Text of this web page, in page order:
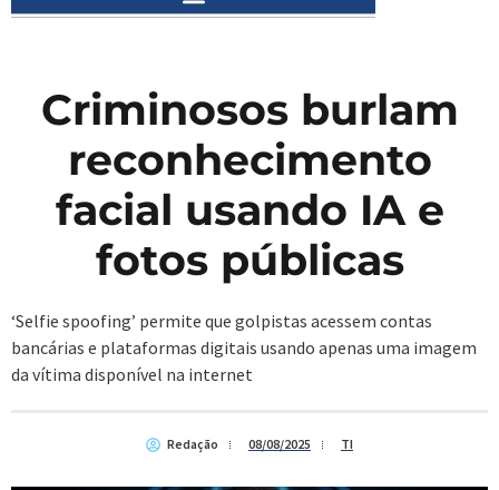
Criminosos burlam
reconhecimento
facial usando IA e
fotos públicas
‘Selfie spoofing’ permite que golpistas acessem contas
bancárias e plataformas digitais usando apenas uma imagem
da vítima disponível na internet
Redação 08/08/2025 TI